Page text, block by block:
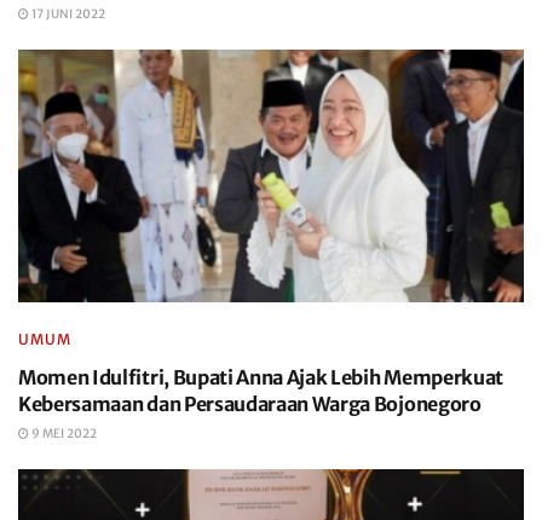
17 JUNI 2022
UMUM
Momen Idulfitri, Bupati Anna Ajak Lebih Memperkuat
Kebersamaan dan Persaudaraan Warga Bojonegoro
9 MEI 2022